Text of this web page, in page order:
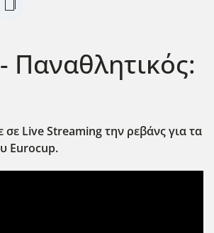
Παναθλητικός:
Live Streaming την ρεβάνς για τα
Eurocup.